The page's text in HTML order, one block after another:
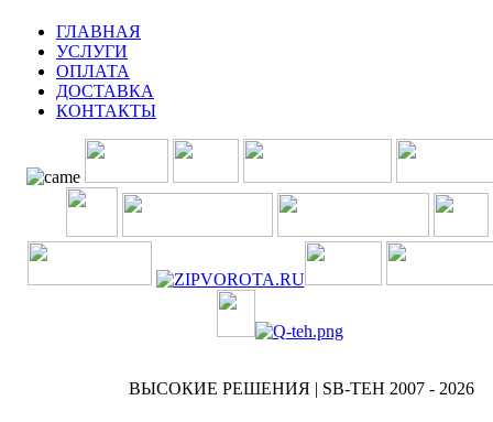
ГЛАВНАЯ
УСЛУГИ
ОПЛАТА
ДОСТАВКА
КОНТАКТЫ
ВЫСОКИЕ РЕШЕНИЯ | SB-TEH 2007 - 2026